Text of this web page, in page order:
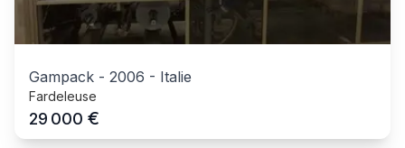
Gampack - 2006 - Italie
Fardeleuse
29 000 €